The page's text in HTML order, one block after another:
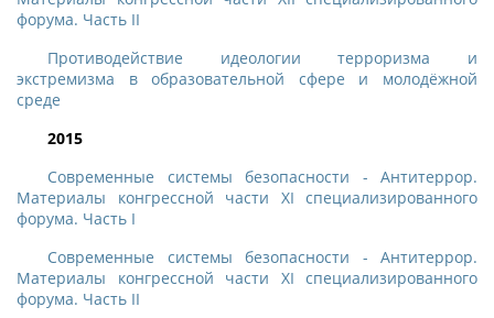
форума. Часть II
Противодействие идеологии терроризма и
экстремизма в образовательной сфере и молодёжной
среде
2015
Современные системы безопасности - Антитеррор.
Материалы конгрессной части XI специализированного
форума. Часть I
Современные системы безопасности - Антитеррор.
Материалы конгрессной части XI специализированного
форума. Часть II